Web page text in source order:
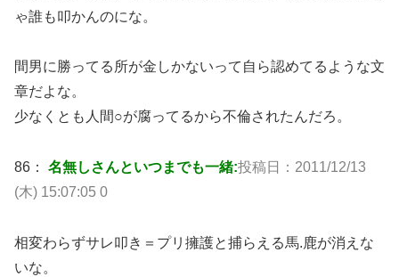
ゃ誰も叩かんのにな。
間男に勝ってる所が金しかないって自ら認めてるような文
章だよな。
少なくとも人間○が腐ってるから不倫されたんだろ。
86： 名無しさんといつまでも一緒:投稿日：2011/12/13
(木) 15:07:05 0
相変わらずサレ叩き＝プリ擁護と捕らえる馬.鹿が消えな
いな。